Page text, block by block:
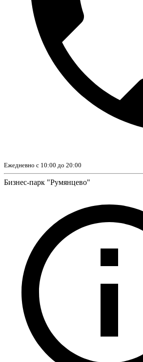
Ежедневно с 10:00 до 20:00
Бизнес-парк "Румянцево"